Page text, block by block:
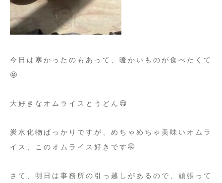
今日は寒かったのもあって、暖かいものが食べたくて
🤩
大好きなオムライスとうどん😋
炭水化物ばっかりですが、めちゃめちゃ美味いオムラ
イス、このオムライス好きです🤭
さて、明日は事務所の引っ越しがあるので、頑張って